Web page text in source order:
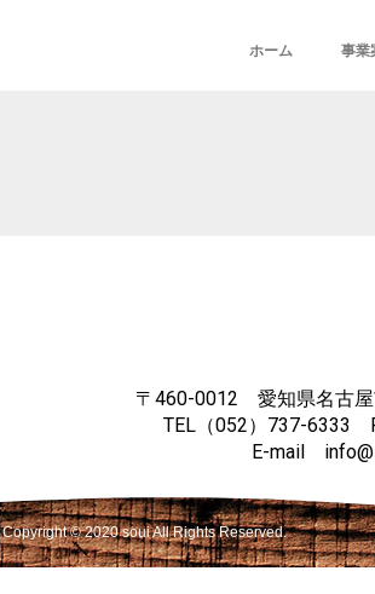
ホーム 事業
〒460-0012 愛知県名古
TEL（052）737-6333
E-mail
Copyright ©2020soui All Rights Reserved.